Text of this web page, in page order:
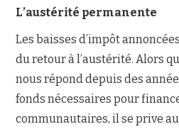
L’austérité permanente
Les baisses d’impôt
du retour à l’austérité. Alors
nous répond depuis des
fonds nécessaires pour
communautaires, il se prive